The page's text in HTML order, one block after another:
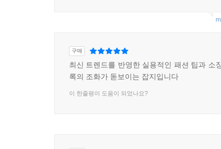
구매
최신 트렌드를 반영한 실용적인 패션 팁과 소
록의 조화가 돋보이는 잡지입니다
이 한줄평이 도움이 되었나요?